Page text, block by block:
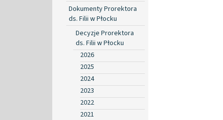
Dokumenty Prorektora
ds. Filii w Płocku
Decyzje Prorektora
ds. Filii w Płocku
2026
2025
2024
2023
2022
2021